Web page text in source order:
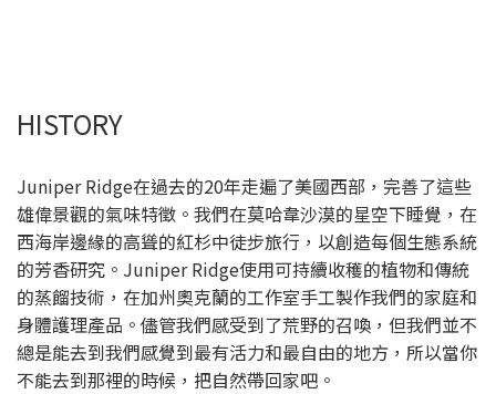
HISTORY
Juniper Ridge在過去的20年走遍了美國西部，完善了這些
雄偉景觀的氣味特徵。我們在莫哈韋沙漠的星空下睡覺，在
西海岸邊緣的高聳的紅杉中徒步旅行，以創造每個生態系統
的芳香研究。Juniper Ridge使用可持續收穫的植物和傳統
的蒸餾技術，在加州奧克蘭的工作室手工製作我們的家庭和
身體護理產品。儘管我們感受到了荒野的召喚，但我們並不
總是能去到我們感覺到最有活力和最自由的地方，所以當你
不能去到那裡的時候，把自然帶回家吧。